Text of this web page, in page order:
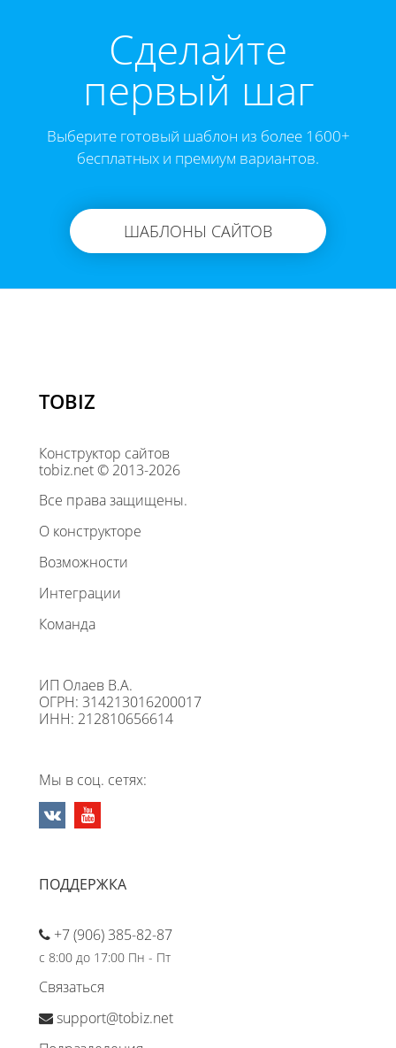
Cделайте
первый шаг
Выберите готовый шаблон из более 1600+
бесплатных и премиум вариантов.
ШАБЛОНЫ САЙТОВ
TOBIZ
Конструктор сайтов
tobiz.net © 2013-2026
Все права защищены.
О конструкторе
Возможности
Интеграции
Команда
ИП Олаев В.А.
ОГРН: 314213016200017
ИНН: 212810656614
Мы в соц. сетях:
ПОДДЕРЖКА
+7 (906) 385-82-87
с 8:00 до 17:00 Пн - Пт
Связаться
support@tobiz.net